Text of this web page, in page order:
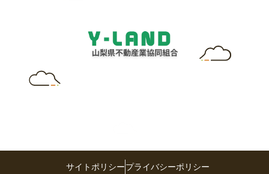
サイトポリシープライバシーポリシー